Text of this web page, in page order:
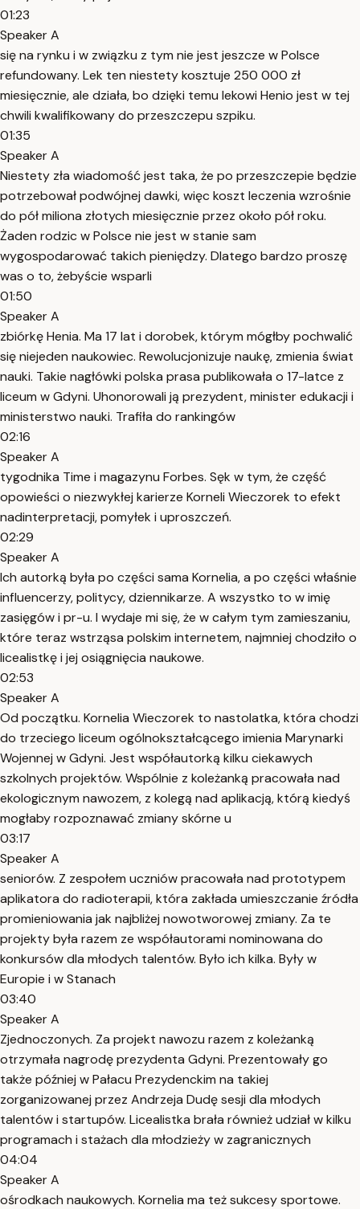
01:23
Speaker A
się na rynku i w związku z tym nie jest jeszcze w Polsce
refundowany. Lek ten niestety kosztuje 250 000 zł
miesięcznie, ale działa, bo dzięki temu lekowi Henio jest w tej
chwili kwalifikowany do przeszczepu szpiku.
01:35
Speaker A
Niestety zła wiadomość jest taka, że po przeszczepie będzie
potrzebował podwójnej dawki, więc koszt leczenia wzrośnie
do pół miliona złotych miesięcznie przez około pół roku.
Żaden rodzic w Polsce nie jest w stanie sam
wygospodarować takich pieniędzy. Dlatego bardzo proszę
was o to, żebyście wsparli
01:50
Speaker A
zbiórkę Henia. Ma 17 lat i dorobek, którym mógłby pochwalić
się niejeden naukowiec. Rewolucjonizuje naukę, zmienia świat
nauki. Takie nagłówki polska prasa publikowała o 17-latce z
liceum w Gdyni. Uhonorowali ją prezydent, minister edukacji i
ministerstwo nauki. Trafiła do rankingów
02:16
Speaker A
tygodnika Time i magazynu Forbes. Sęk w tym, że część
opowieści o niezwykłej karierze Korneli Wieczorek to efekt
nadinterpretacji, pomyłek i uproszczeń.
02:29
Speaker A
Ich autorką była po części sama Kornelia, a po części właśnie
influencerzy, politycy, dziennikarze. A wszystko to w imię
zasięgów i pr-u. I wydaje mi się, że w całym tym zamieszaniu,
które teraz wstrząsa polskim internetem, najmniej chodziło o
licealistkę i jej osiągnięcia naukowe.
02:53
Speaker A
Od początku. Kornelia Wieczorek to nastolatka, która chodzi
do trzeciego liceum ogólnokształcącego imienia Marynarki
Wojennej w Gdyni. Jest współautorką kilku ciekawych
szkolnych projektów. Wspólnie z koleżanką pracowała nad
ekologicznym nawozem, z kolegą nad aplikacją, którą kiedyś
mogłaby rozpoznawać zmiany skórne u
03:17
Speaker A
seniorów. Z zespołem uczniów pracowała nad prototypem
aplikatora do radioterapii, która zakłada umieszczanie źródła
promieniowania jak najbliżej nowotworowej zmiany. Za te
projekty była razem ze współautorami nominowana do
konkursów dla młodych talentów. Było ich kilka. Były w
Europie i w Stanach
03:40
Speaker A
Zjednoczonych. Za projekt nawozu razem z koleżanką
otrzymała nagrodę prezydenta Gdyni. Prezentowały go
także później w Pałacu Prezydenckim na takiej
zorganizowanej przez Andrzeja Dudę sesji dla młodych
talentów i startupów. Licealistka brała również udział w kilku
programach i stażach dla młodzieży w zagranicznych
04:04
Speaker A
ośrodkach naukowych. Kornelia ma też sukcesy sportowe.